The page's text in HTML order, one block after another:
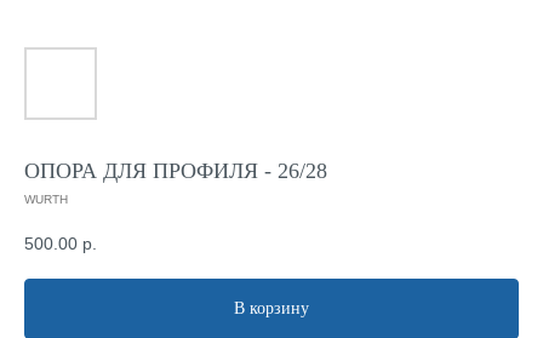
ОПОРА ДЛЯ ПРОФИЛЯ - 26/28
WURTH
500.00 р.
В корзину